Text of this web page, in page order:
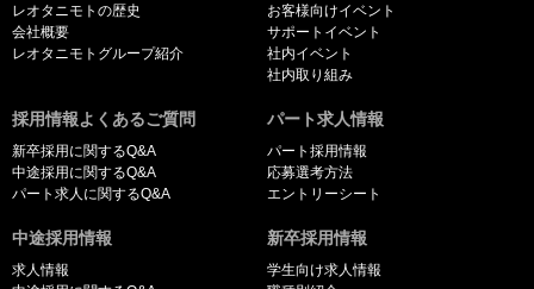
レオタニモトの歴史
会社概要
レオタニモトグループ紹介
お客様向けイベント
サポートイベント
社内イベント
社内取り組み
採用情報よくあるご質問
新卒採用に関するQ&A
中途採用に関するQ&A
パート求人に関するQ&A
パート求人情報
パート採用情報
応募選考方法
エントリーシート
中途採用情報
求人情報
新卒採用情報
学生向け求人情報